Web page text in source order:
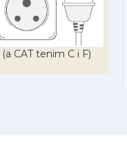
(a CAT tenim C i F)